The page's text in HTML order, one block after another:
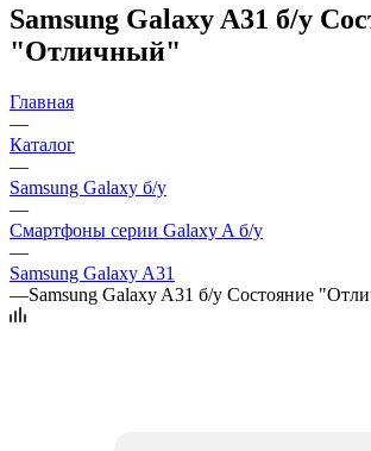
Samsung Galaxy A31 б/у
"Отличный"
Главная
—
Каталог
—
Samsung Galaxy б/у
—
Смартфоны серии Galaxy A б/у
—
Samsung Galaxy A31
—Samsung Galaxy A31 б/у Состояние